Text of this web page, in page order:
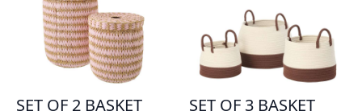
SET OF 2 BASKET
SET OF 3 BASKET